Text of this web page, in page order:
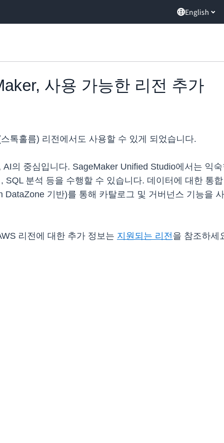
English
사용 가능한 리전 추가
톡홀름) 리전에서도 사용할 수 있게 되었습니다.
의 중심입니다. SageMaker Unified Studio에서는 익
SQL 분석 등을 수행할 수 있습니다. 데이터에 대한 통
DataZone 기반)를 통해 카탈로그 및 거버넌스 기능을
리전에 대한 추가 정보는 지원되는 리전을 참조하세